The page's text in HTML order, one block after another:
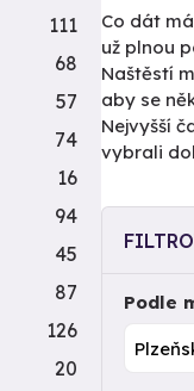
Co dát
už plnou
Naštěstí
aby se
Nejvyšší
vybrali
Podle
111
68
57
74
16
94
45
87
126
20